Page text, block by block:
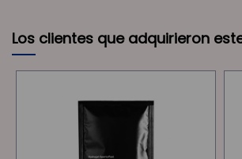
Los clientes que adquirieron